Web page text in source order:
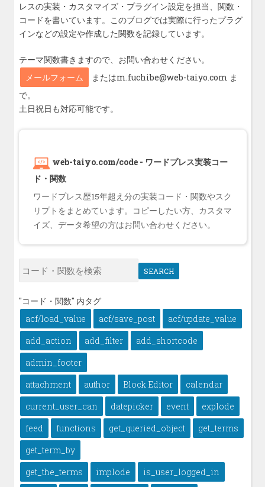
レスの実装・カスタマイズ・プラグイン設定を担当、関数・
コードを書いています。このブログでは実際に行ったプラグ
インなどの設定や作成した関数を記録しています。
テーマ関数書きますので、お問い合わせください。
メールフォーム
またはm.fuchibe@web-taiyo.com ま
で。
土日祝日も対応可能です。
web-taiyo.com/code - ワードプレス実装コー
ド・関数
ワードプレス歴15年超え分の実装コード・関数やスク
リプトをまとめています。コピーしたい方、カスタマ
イズ、データ希望の方はお問い合わせください。
SEARCH
"コード・関数" 内タグ
acf/load_value
acf/save_post
acf/update_value
add_action
add_filter
add_shortcode
admin_footer
attachment
author Block Editor
calendar
current_user_can
datepicker event
explode
feed
functions get_queried_object
get_terms
get_term_by
get_the_terms
implode is_user_logged_in